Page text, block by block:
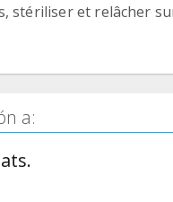
stériliser et relâcher
a: